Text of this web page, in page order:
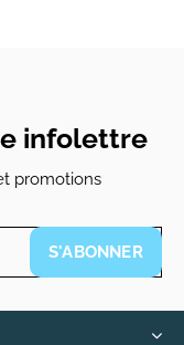
infolettre
promotions
S'ABONNER